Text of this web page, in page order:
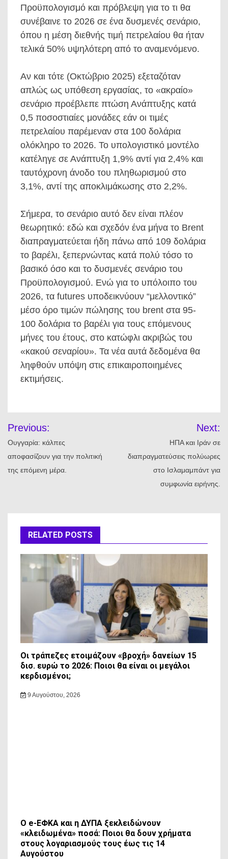
Προϋπολογισμό και πρόβλεψη για το τι θα
συνέβαινε το 2026 σε ένα δυσμενές σενάριο,
όπου η μέση διεθνής τιμή πετρελαίου θα ήταν
τελικά 50% υψηλότερη από το αναμενόμενο.
Αν και τότε (Οκτώβριο 2025) εξεταζόταν
απλώς ως υπόθεση εργασίας, το «ακραίο»
σενάριο προέβλεπε πτώση Ανάπτυξης κατά
0,5 ποσοστιαίες μονάδες εάν οι τιμές
πετρελαίου παρέμεναν στα 100 δολάρια
ολόκληρο το 2026. Το υπολογιστικό μοντέλο
κατέληγε σε Ανάπτυξη 1,9% αντί για 2,4% και
ταυτόχρονη άνοδο του πληθωρισμού στο
3,1%, αντί της αποκλιμάκωσης στο 2,2%.
Σήμερα, το σενάριο αυτό δεν είναι πλέον
θεωρητικό: εδώ και σχεδόν ένα μήνα το Brent
διαπραγματεύεται ήδη πάνω από 109 δολάρια
το βαρέλι, ξεπερνώντας κατά πολύ τόσο το
βασικό όσο και το δυσμενές σενάριο του
Προϋπολογισμού. Ενώ για το υπόλοιπο του
2026, τα futures υποδεικνύουν “μελλοντικό”
μέσο όρο τιμών πώλησης του brent στα 95-
100 δολάρια το βαρέλι για τους επόμενους
μήνες του έτους, στο κατώφλι ακριβώς του
«κακού σεναρίου». Τα νέα αυτά δεδομένα θα
ληφθούν υπόψη στις επικαιροποιημένες
εκτιμήσεις.
άρθρων
Previous:
Ουγγαρία: κάλπες
αποφασίζουν για την πολιτική
της επόμενη μέρα.
Next:
ΗΠΑ και Ιράν σε
διαπραγματεύσεις πολύωρες
στο Ισλαμαμπάντ για
συμφωνία ειρήνης.
RELATED POSTS
Οι τράπεζες ετοιμάζουν «βροχή» δανείων 15
δισ. ευρώ το 2026: Ποιοι θα είναι οι μεγάλοι
κερδισμένοι;
9 Αυγούστου, 2026
Ο e-ΕΦΚΑ και η ΔΥΠΑ ξεκλειδώνουν
«κλειδωμένα» ποσά: Ποιοι θα δουν χρήματα
στους λογαριασμούς τους έως τις 14
Αυγούστου